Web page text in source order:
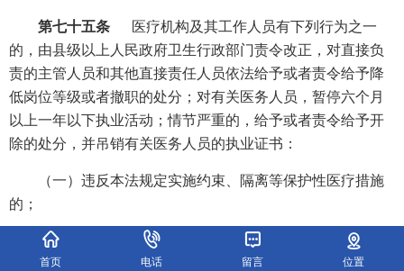
第七十五条
医疗机构及其工作人员有下列行为之一
的，由县级以上人民政府卫生行政部门责令改正，对直接负
责的主管人员和其他直接责任人员依法给予或者责令给予降
低岗位等级或者撤职的处分；对有关医务人员，暂停六个月
以上一年以下执业活动；情节严重的，给予或者责令给予开
除的处分，并吊销有关医务人员的执业证书：
（一）违反本法规定实施约束、隔离等保护性医疗措施
的；
（二）违反本法规定，强迫精神障碍患者劳动的；
首页 电话 留言 位置